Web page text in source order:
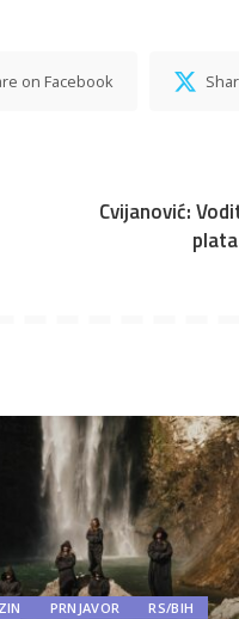
on Facebook
Cvijanović:
PRNJAVOR
RS/BIH